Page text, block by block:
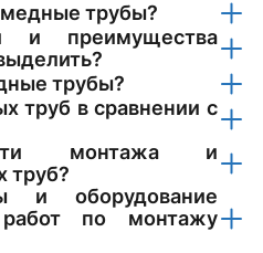
медные трубы?
и преимущества
трубы?
труб в сравнении с
монтажа и
труб?
и оборудование
работ по монтажу